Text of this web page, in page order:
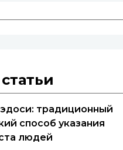
традиционный
способ указания
людей